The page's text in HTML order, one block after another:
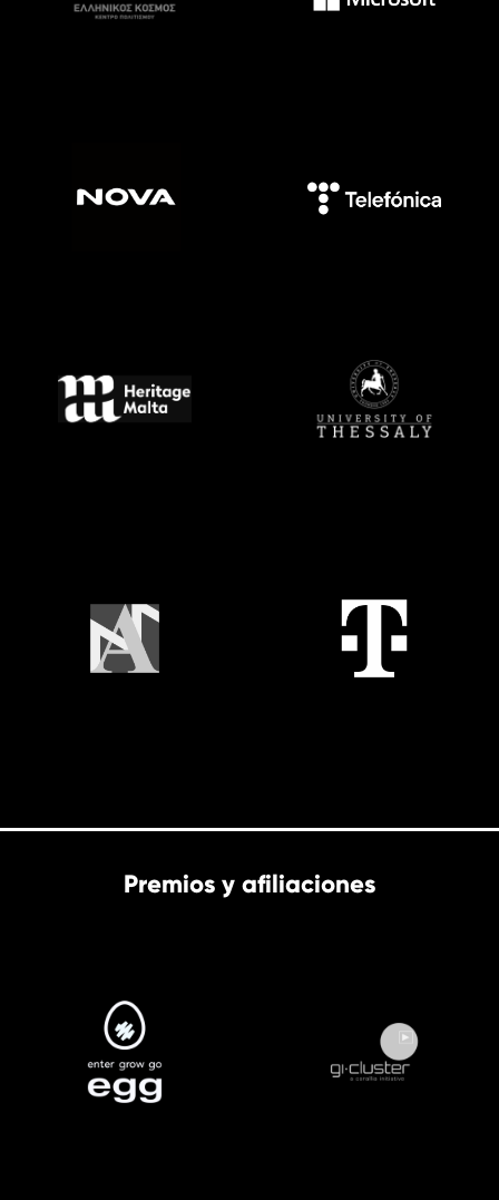
Premios y afiliaciones